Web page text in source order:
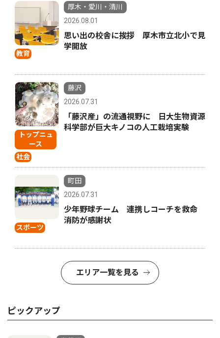
教育
厚木・愛川・清川
2026.08.01
思い出の校舎に挨拶 厚木市立北小で見
学開放
トップニュ
ース
社会
藤沢
2026.07.31
「藤沢産」の流通視野に 日大生物資源
科学部が巨大キノコの人工栽培実験
スポーツ
町田
2026.07.31
少年野球チーム 連携しコーチを救命
消防が感謝状
エリア一覧を見る
ピックアップ